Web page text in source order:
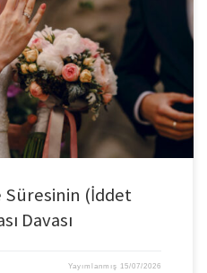
Süresinin (İddet
Davası
Yayımlanmış 15/07/2026